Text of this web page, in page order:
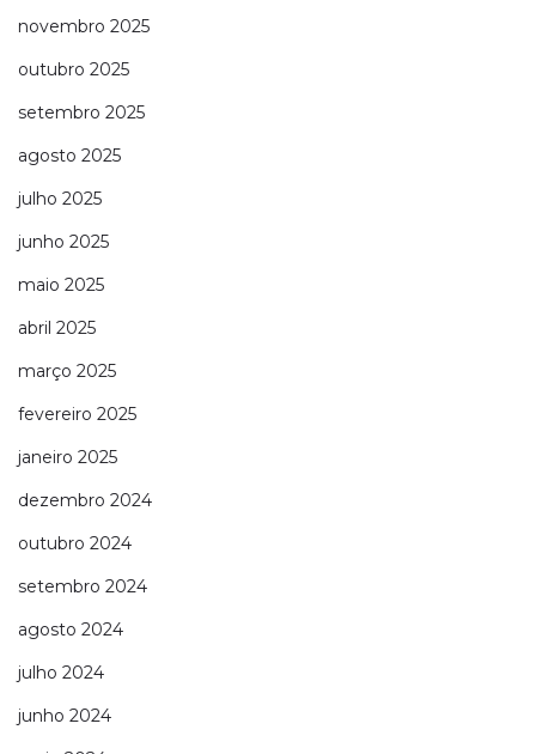
novembro 2025
outubro 2025
setembro 2025
agosto 2025
julho 2025
junho 2025
maio 2025
abril 2025
março 2025
fevereiro 2025
janeiro 2025
dezembro 2024
outubro 2024
setembro 2024
agosto 2024
julho 2024
junho 2024